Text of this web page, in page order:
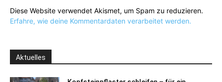
Diese Website verwendet Akismet, um Spam zu reduzieren.
Erfahre, wie deine Kommentardaten verarbeitet werden.
Aktuelles